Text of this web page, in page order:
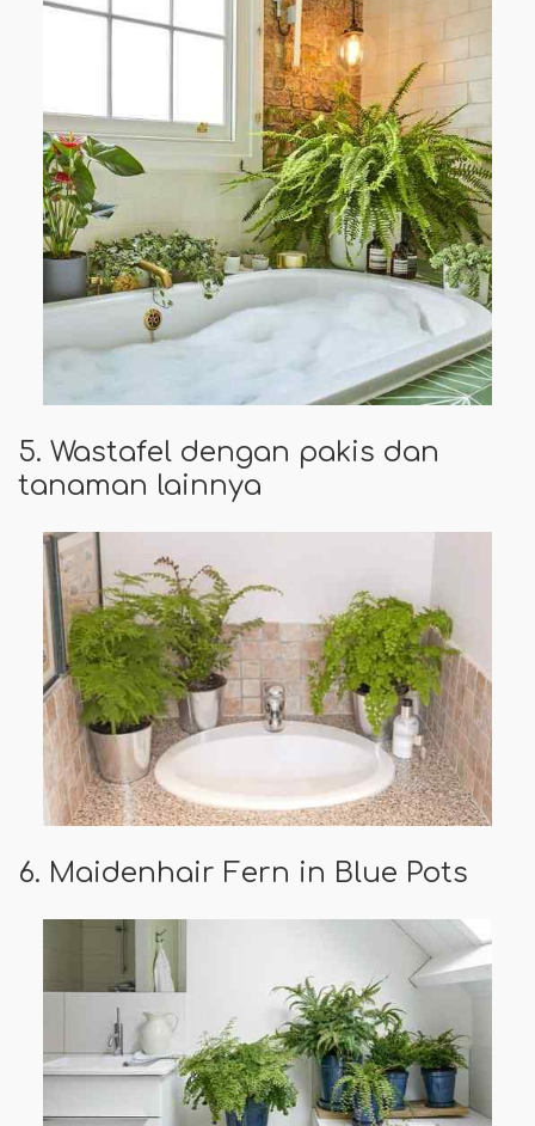
5. Wastafel dengan pakis dan
tanaman lainnya
6. Maidenhair Fern in Blue Pots